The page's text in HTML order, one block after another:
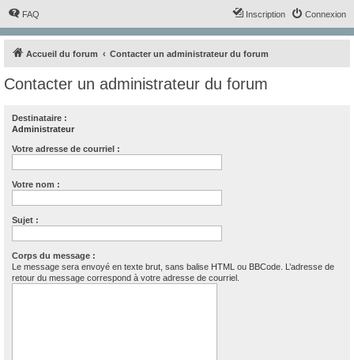
FAQ Connexion
Inscription
Accueil du forum Contacter un administrateur du forum
Contacter un administrateur du forum
Destinataire :
Administrateur
Votre adresse de courriel :
Votre nom :
Sujet :
Corps du message :
Le message sera envoyé en texte brut, sans balise HTML ou BBCode. L’adresse de
retour du message correspond à votre adresse de courriel.